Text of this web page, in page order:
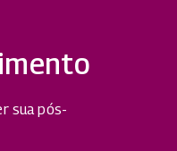
sua pós-